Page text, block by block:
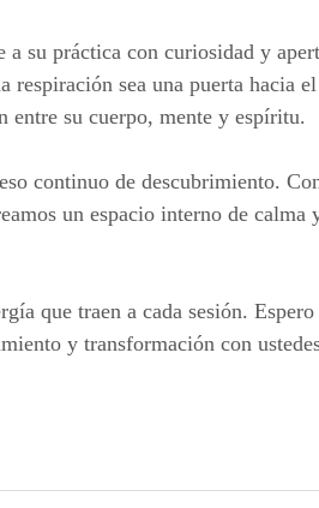
su práctica con curiosidad y
respiración sea una puerta hacia
entre su cuerpo, mente y espíritu.
continuo de descubrimiento.
un espacio interno de calma
que traen a cada sesión.
y transformación con